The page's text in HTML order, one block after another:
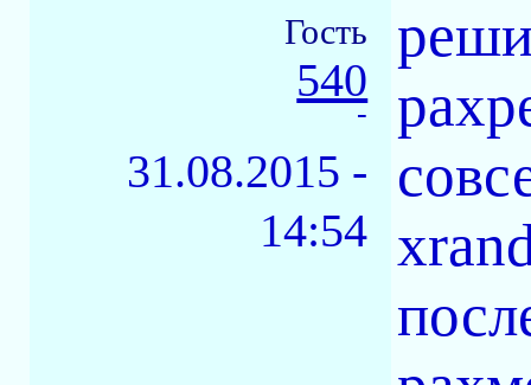
Гость
540
-
31.08.2015 -
14:54